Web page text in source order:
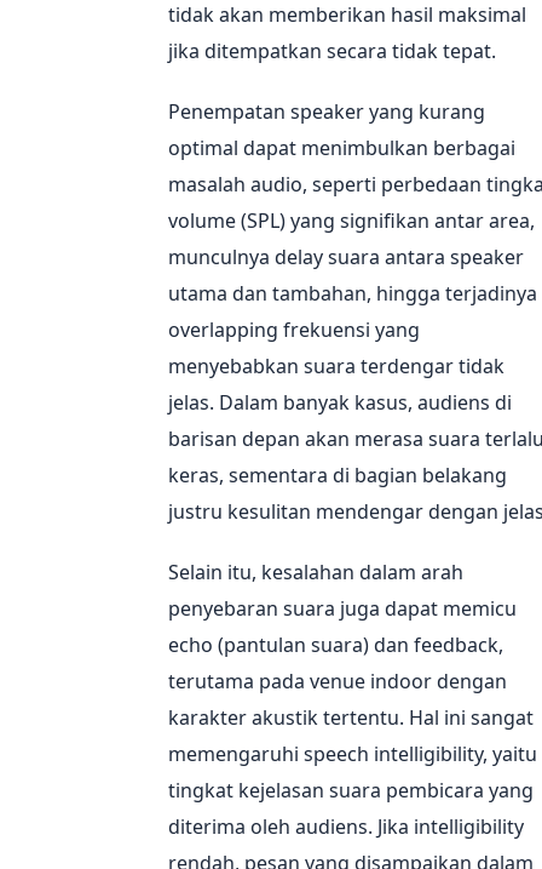
tidak akan memberikan hasil maksimal
jika ditempatkan secara tidak tepat.
Penempatan speaker yang kurang
optimal dapat menimbulkan berbagai
masalah audio, seperti perbedaan
volume (SPL) yang signifikan antar area,
munculnya delay suara antara speaker
utama dan tambahan, hingga terjadinya
overlapping frekuensi yang
menyebabkan suara terdengar tidak
jelas. Dalam banyak kasus, audiens di
barisan depan akan merasa suara
keras, sementara di bagian belakang
justru kesulitan mendengar dengan
Selain itu, kesalahan dalam arah
penyebaran suara juga dapat memicu
echo (pantulan suara) dan feedback,
terutama pada venue indoor dengan
karakter akustik tertentu. Hal ini sangat
memengaruhi speech intelligibility, yaitu
tingkat kejelasan suara pembicara yang
diterima oleh audiens. Jika intelligibility
rendah, pesan yang disampaikan dalam